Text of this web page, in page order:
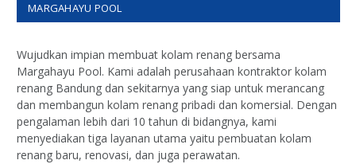
MARGAHAYU POOL
Wujudkan impian membuat kolam renang bersama
Margahayu Pool. Kami adalah perusahaan kontraktor kolam
renang Bandung dan sekitarnya yang siap untuk merancang
dan membangun kolam renang pribadi dan komersial. Dengan
pengalaman lebih dari 10 tahun di bidangnya, kami
menyediakan tiga layanan utama yaitu pembuatan kolam
renang baru, renovasi, dan juga perawatan.